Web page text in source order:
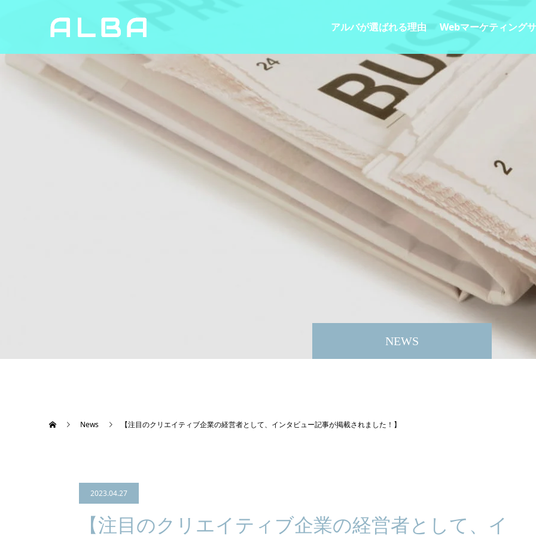
アルバが選ばれる理由 Webマーケティング
NEWS
News 【注目のクリエイティブ企業の経営者として、インタビュー記事が掲載されました！】
2023.04.27
【注目のクリエイティブ企業の経営者として、イ